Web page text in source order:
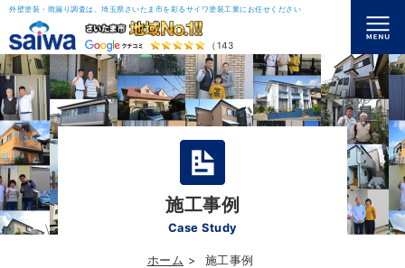
外壁塗装・雨漏り調査は、埼玉県さいたま市を彩るサイワ塗装工業にお任せください
（143）
施工事例
Case Study
ホーム 施工事例